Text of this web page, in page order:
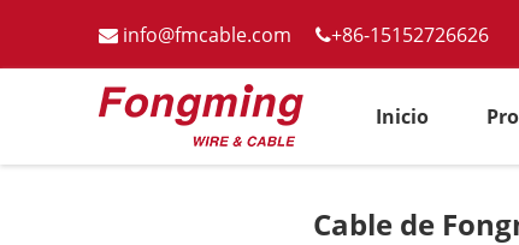
 info@fmcable.com +86-15152726626
Inicio
Cable de